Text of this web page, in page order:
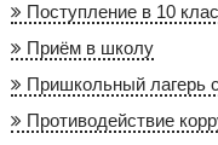
Поступление в 10
Приём в школу
Пришкольный лагерь
Противодействие